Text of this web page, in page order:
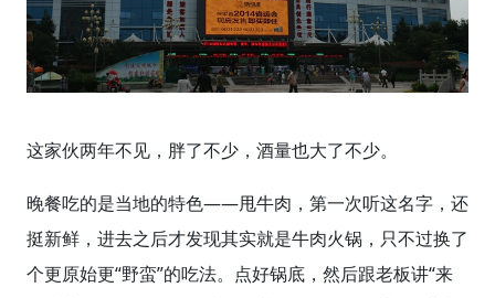
这家伙两年不见，胖了不少，酒量也大了不少。
晚餐吃的是当地的特色——甩牛肉，第一次听这名字，还
挺新鲜，进去之后才发现其实就是牛肉火锅，只不过换了
个更原始更“野蛮”的吃法。点好锅底，然后跟老板讲“来